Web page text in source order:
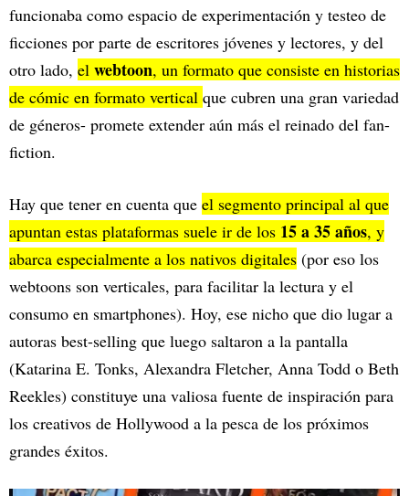
funcionaba como espacio de experimentación y testeo de
ficciones por parte de escritores jóvenes y lectores, y del
otro lado, el webtoon, un formato que consiste en historias
de cómic en formato vertical que cubren una gran variedad
de géneros- promete extender aún más el reinado del fan-
fiction.
Hay que tener en cuenta que el segmento principal al que
apuntan estas plataformas suele ir de los 15 a 35 años, y
abarca especialmente a los nativos digitales (por eso los
webtoons son verticales, para facilitar la lectura y el
consumo en smartphones). Hoy, ese nicho que dio lugar a
autoras best-selling que luego saltaron a la pantalla
(Katarina E. Tonks, Alexandra Fletcher, Anna Todd o Beth
Reekles) constituye una valiosa fuente de inspiración para
los creativos de Hollywood a la pesca de los próximos
grandes éxitos.